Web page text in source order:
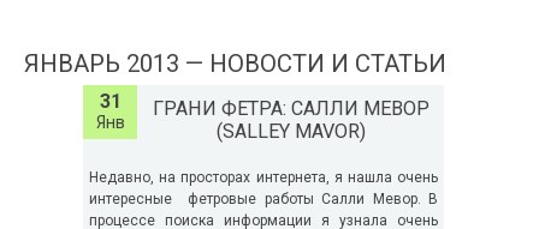
ЯНВАРЬ 2013 — НОВОСТИ И СТАТЬИ
31
Янв
ГРАНИ ФЕТРА: САЛЛИ МЕВОР
(SALLEY MAVOR)
Недавно, на просторах интернета, я нашла очень
интересные фетровые работы Салли Мевор. В
процессе поиска информации я узнала очень